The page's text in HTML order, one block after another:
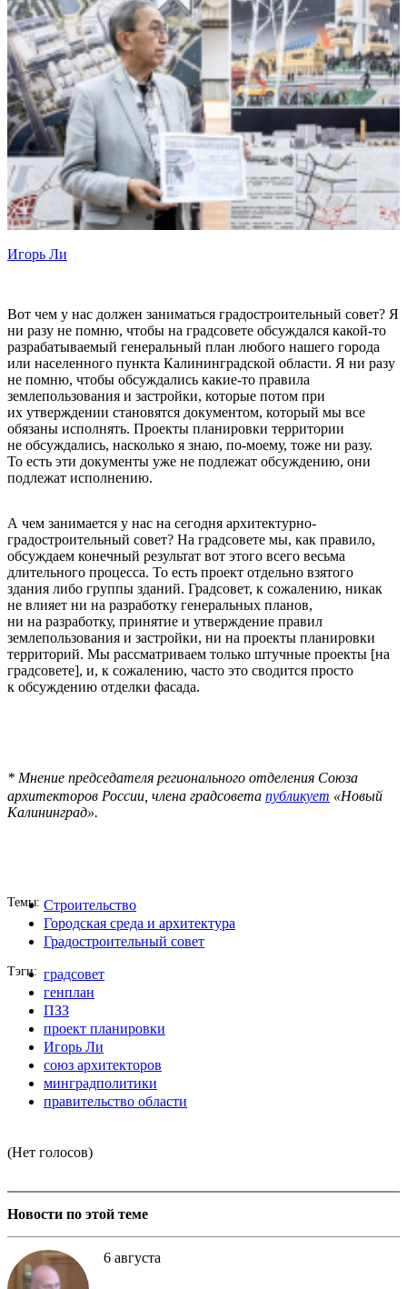
Игорь Ли
Вот чем у нас должен заниматься градостроительный совет? Я
ни разу не помню, чтобы на градсовете обсуждался какой-то
разрабатываемый генеральный план любого нашего города
или населенного пункта Калининградской области. Я ни разу
не помню, чтобы обсуждались какие-то правила
землепользования и застройки, которые потом при
их утверждении становятся документом, который мы все
обязаны исполнять. Проекты планировки территории
не обсуждались, насколько я знаю, по-моему, тоже ни разу.
То есть эти документы уже не подлежат обсуждению, они
подлежат исполнению.
А чем занимается у нас на сегодня архитектурно-
градостроительный совет? На градсовете мы, как правило,
обсуждаем конечный результат вот этого всего весьма
длительного процесса. То есть проект отдельно взятого
здания либо группы зданий. Градсовет, к сожалению, никак
не влияет ни на разработку генеральных планов,
ни на разработку, принятие и утверждение правил
землепользования и застройки, ни на проекты планировки
территорий. Мы рассматриваем только штучные проекты [на
градсовете], и, к сожалению, часто это сводится просто
к обсуждению отделки фасада.
* Мнение председателя регионального отделения Союза
архитекторов России, члена градсовета публикует «Новый
Калининград».
Темы Строительство
Городская среда и архитектура
Градостроительный совет
Тэги
градсовет
генплан
ПЗЗ
проект планировки
Игорь Ли
союз архитекторов
минградполитики
правительство области
(Нет голосов)
Новости по этой теме
6 августа